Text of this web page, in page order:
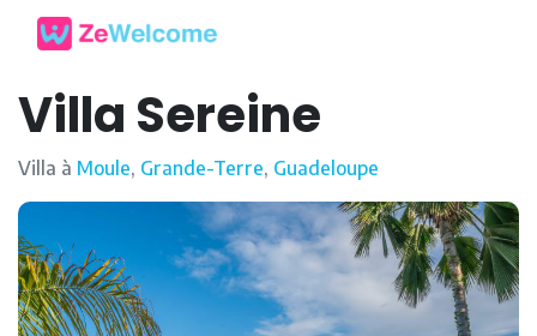
Villa Sereine
Villa à Moule, Grande-Terre, Guadeloupe